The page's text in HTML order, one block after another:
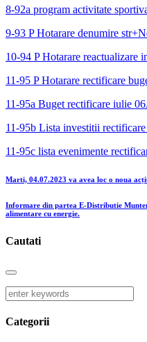
8-92a program activitate
9-93 P Hotarare denumire
10-94 P Hotarare reactualizare
11-95 P Hotarare rectificare
11-95a Buget rectificare iulie
11-95b Lista investitii
11-95c lista evenimente
Marti, 04.07.2023 va avea loc o noua
Informare din partea E-Distributie
alimentare cu energie.
Cautati
Categorii